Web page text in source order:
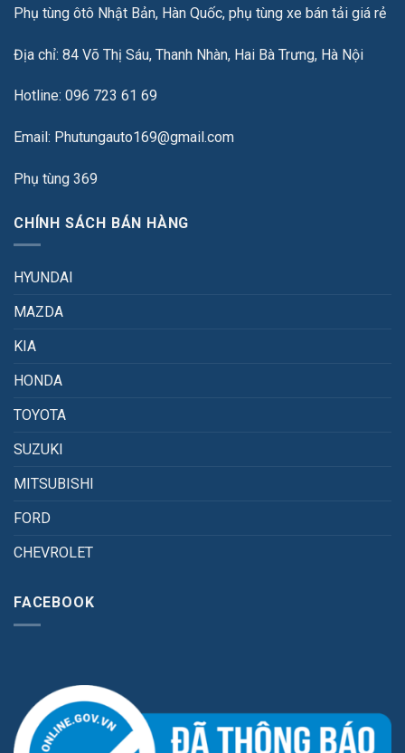
Phụ tùng ôtô Nhật Bản, Hàn Quốc, phụ tùng xe bán tải giá rẻ
Địa chỉ: 84 Võ Thị Sáu, Thanh Nhàn, Hai Bà Trưng, Hà Nội
Hotline: 096 723 61 69
Email: Phutungauto169@gmail.com
Phụ tùng 369
CHÍNH SÁCH BÁN HÀNG
HYUNDAI
MAZDA
KIA
HONDA
TOYOTA
SUZUKI
MITSUBISHI
FORD
CHEVROLET
FACEBOOK